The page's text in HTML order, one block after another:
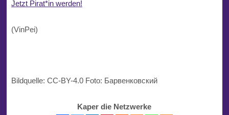
Jetzt Pirat*in werden!
(VinPei)
Bildquelle: CC-BY-4.0 Foto: Барвенковский
Kaper die Netzwerke